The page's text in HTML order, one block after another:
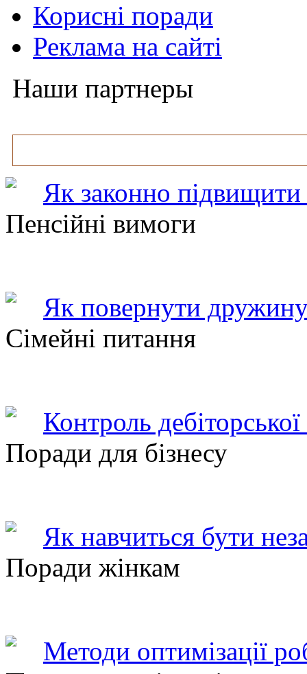
Корисні поради
Реклама на сайті
Наши партнеры
Як законно підвищити
Пенсійні вимоги
Як повернути
Сімейні питання
Контроль
Поради для бізнесу
Як навчиться бути
Поради жінкам
Методи оптимізації